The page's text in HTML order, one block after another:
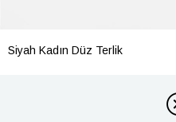
Siyah Kadın Düz Terlik